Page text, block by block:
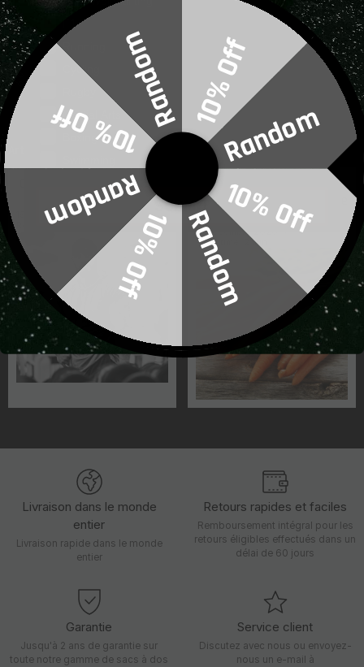
Retour
Copier dans le presse-papiers
Quand le fitness devient-il
uneobsession ?
15 décembre 2020
Read time: 3 min
La phytothérapie à base de
carottes améliore l'atrophie
musculaire
17 décembre 2020
Read time: 2 min
Livraison dans le monde
entier
Livraison rapide dans le monde
entier
Retours rapides et faciles
Remboursement intégral pour les
retours éligibles effectués dans un
délai de 60 jours
Garantie
Jusqu'à 2 ans de garantie sur
toute notre gamme de sacs à dos
Service client
Discutez avec nous ou envoyez-
nous un e-mail à
F1
Cycling
Martial Arts
Boxing
SUBMIT
10% Off
Random
10% Off
Random
10% Off
Random
10% OffRandom